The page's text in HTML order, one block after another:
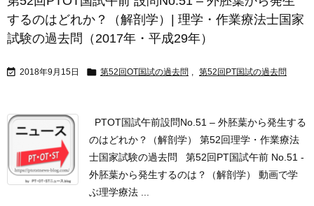
するのはどれか？（解剖学）| 理学・作業療法士国家
試験の過去問（2017年・平成29年）
 2018年9月15日  第52回OT国試の過去問 , 第52回PT国試の過去問
PTOT国試午前設問No.51 – 外胚葉から発生する
のはどれか？（解剖学） 第52回理学・作業療法
士国家試験の過去問 第52回PT国試午前 No.51 -
外胚葉から発生するのは？（解剖学） 動画で学
ぶ理学療法 ...